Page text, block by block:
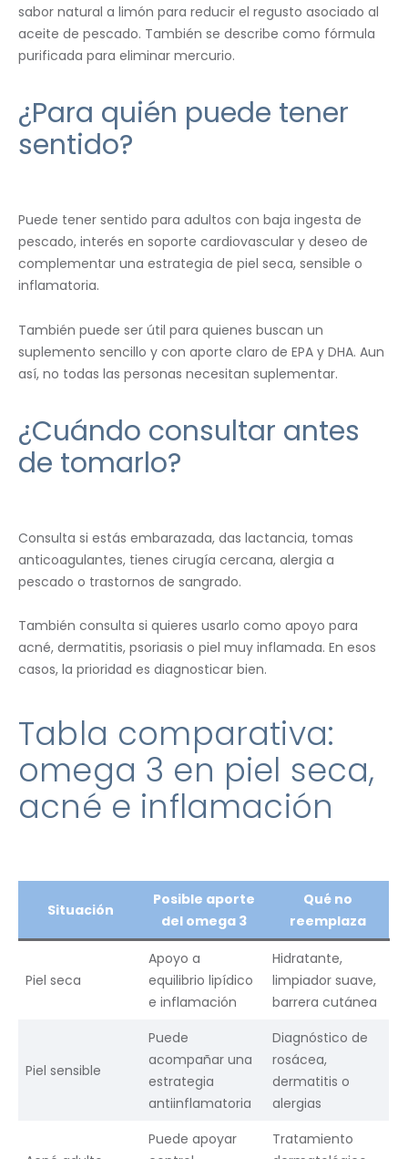
sabor natural a limón para reducir el regusto asociado al
aceite de pescado. También se describe como fórmula
purificada para eliminar mercurio.
¿Para quién puede tener
sentido?
Puede tener sentido para adultos con baja ingesta de
pescado, interés en soporte cardiovascular y deseo de
complementar una estrategia de piel seca, sensible o
inflamatoria.
También puede ser útil para quienes buscan un
suplemento sencillo y con aporte claro de EPA y DHA. Aun
así, no todas las personas necesitan suplementar.
¿Cuándo consultar antes
de tomarlo?
Consulta si estás embarazada, das lactancia, tomas
anticoagulantes, tienes cirugía cercana, alergia a
pescado o trastornos de sangrado.
También consulta si quieres usarlo como apoyo para
acné, dermatitis, psoriasis o piel muy inflamada. En esos
casos, la prioridad es diagnosticar bien.
Tabla comparativa:
omega 3 en piel seca,
acné e inflamación
Situación
Posible aporte
del omega 3
Qué no
reemplaza
Piel seca
Apoyo a
equilibrio lipídico
e inflamación
Hidratante,
limpiador suave,
barrera cutánea
Piel sensible
Puede
acompañar una
estrategia
antiinflamatoria
Diagnóstico de
rosácea,
dermatitis o
alergias
Puede apoyar
Tratamiento